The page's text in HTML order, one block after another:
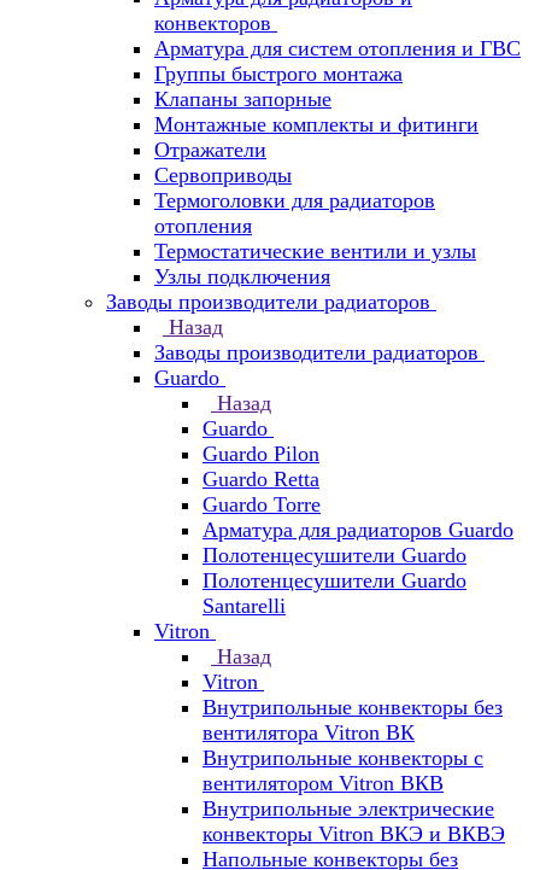
конвекторов
Арматура для систем отопления и ГВС
Группы быстрого монтажа
Клапаны запорные
Монтажные комплекты и фитинги
Отражатели
Сервоприводы
Термоголовки для радиаторов
отопления
Термостатические вентили и узлы
Узлы подключения
Заводы производители радиаторов
Назад
Заводы производители радиаторов
Guardo
Назад
Guardo
Guardo Pilon
Guardo Retta
Guardo Torre
Арматура для радиаторов Guardo
Полотенцесушители Guardo
Полотенцесушители Guardo
Santarelli
Vitron
Назад
Vitron
Внутрипольные конвекторы без
вентилятора Vitron ВК
Внутрипольные конвекторы с
вентилятором Vitron ВКВ
Внутрипольные электрические
конвекторы Vitron ВКЭ и ВКВЭ
Напольные конвекторы без